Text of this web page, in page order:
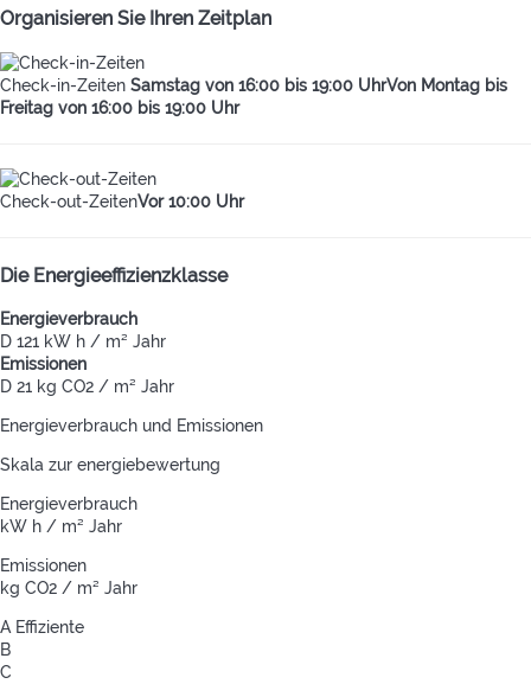
Organisieren Sie Ihren Zeitplan
Check-in-Zeiten Samstag von 16:00 bis 19:00 UhrVon Montag bis
Freitag von 16:00 bis 19:00 Uhr
Check-out-ZeitenVor 10:00 Uhr
Die Energieeffizienzklasse
Energieverbrauch
D 121 kW h / m² Jahr
Emissionen
D 21 kg CO2 / m² Jahr
Energieverbrauch und Emissionen
Skala zur energiebewertung
Energieverbrauch
kW h / m² Jahr
Emissionen
kg CO2 / m² Jahr
A Effiziente
B
C